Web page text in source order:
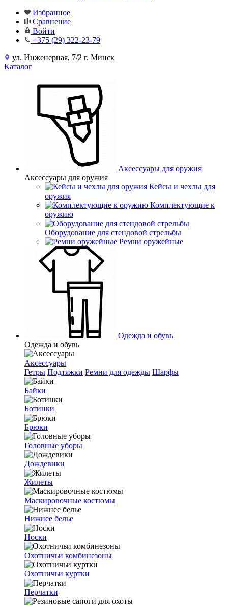
Избранное
Сравнение
Войти
+375 (29) 322-23-79
ул. Инженерная, 7/2 г. Минск
Каталог
Аксессуары для оружия
Аксессуары для оружия
Кейсы и чехлы для
оружия
Комплектующие к
оружию
Оборудование для стендовой стрельбы
Ремни оружейные
Одежда и обувь
Одежда и обувь
Аксессуары
Гетры Подтяжки Ремни для одежды Шарфы
Байки
Ботинки
Брюки
Головные уборы
Дождевики
Жилеты
Маскировочные костюмы
Нижнее белье
Носки
Охотничьи комбинезоны
Охотничьи куртки
Перчатки